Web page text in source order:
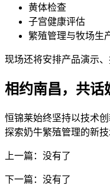
黄体检查
子宫健康评估
繁殖管理与牧场生
现场还将安排产品演示
相约南昌，共话
恒锦莱始终坚持以技术
探索奶牛繁殖管理的新技
上一篇：没有了
下一篇：没有了